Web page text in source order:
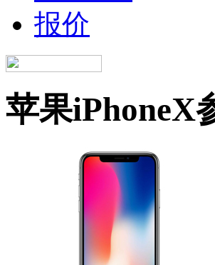
苹果iPhoneX